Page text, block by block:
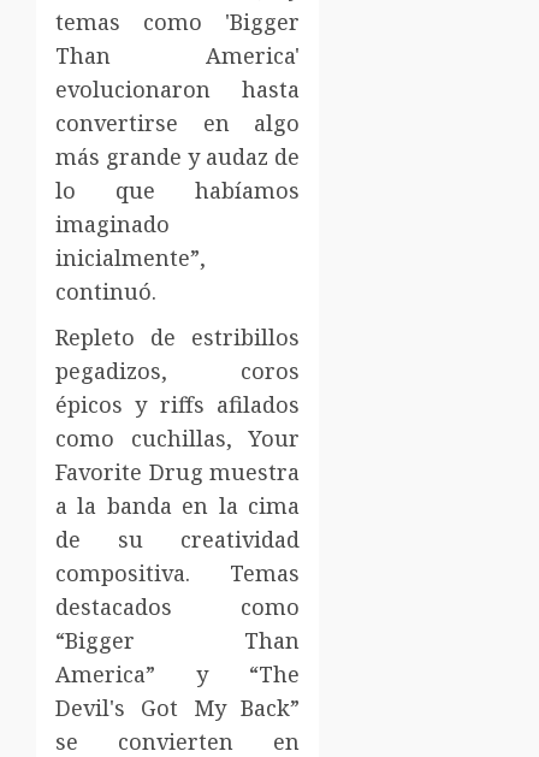
temas como 'Bigger
Than America'
evolucionaron hasta
convertirse en algo
más grande y audaz de
lo que habíamos
imaginado
inicialmente”,
continuó.
Repleto de estribillos
pegadizos, coros
épicos y riffs afilados
como cuchillas, Your
Favorite Drug muestra
a la banda en la cima
de su creatividad
compositiva. Temas
destacados como
“Bigger Than
America” y “The
Devil's Got My Back”
se convierten en